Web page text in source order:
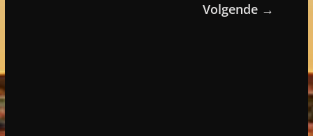
Volgende →